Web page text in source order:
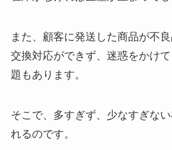
また、顧客に発送した商品が不
交換対応ができず、迷惑をかけ
題もあります。
そこで、多すぎず、少なすぎな
れるのです。